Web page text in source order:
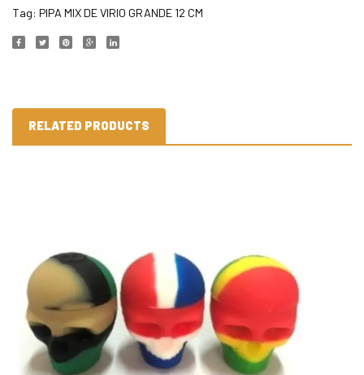
Tag: PIPA MIX DE VIRIO GRANDE 12 CM
RELATED PRODUCTS